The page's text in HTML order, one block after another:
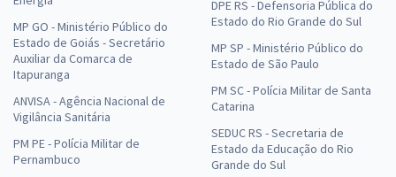
MP GO - Ministério Público do
Estado de Goiás - Secretário
Auxiliar da Comarca de
Itapuranga
ANVISA - Agência Nacional de
Vigilância Sanitária
PM PE - Polícia Militar de
Pernambuco
DPE RS - Defensoria Pública do
Estado do Rio Grande do Sul
MP SP - Ministério Público do
Estado de São Paulo
PM SC - Polícia Militar de Santa
Catarina
SEDUC RS - Secretaria de
Estado da Educação do Rio
Grande do Sul